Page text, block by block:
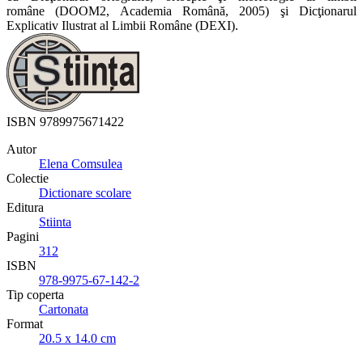
române (DOOM2, Academia Română, 2005) şi Dicţionarul
Explicativ Ilustrat al Limbii Române (DEXI).
ISBN 9789975671422
Autor
Elena Comsulea
Colectie
Dictionare scolare
Editura
Stiinta
Pagini
312
ISBN
978-9975-67-142-2
Tip coperta
Cartonata
Format
20.5 x 14.0 cm